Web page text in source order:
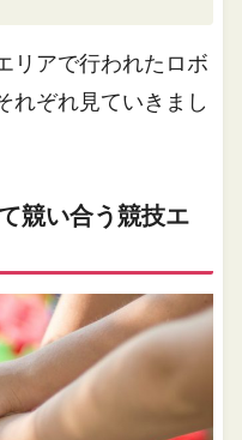
リアで行われたロボ
れぞれ見ていきまし
競い合う競技エ